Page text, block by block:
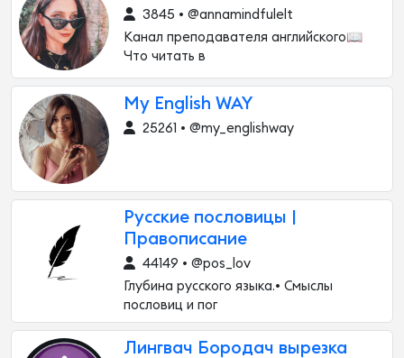
3845 • @annamindfulelt
Канал преподавателя английского📖
Что читать в
My English WAY
25261 • @my_englishway
Русские пословицы |
Правописание
44149 • @pos_lov
Глубина русского языка.• Смыслы
пословиц и пог
Лингвач Бородач вырезка